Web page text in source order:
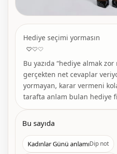
KAPAK DOSYASI
8 Mart’ta “düşünülmüş” bir
Hediye seçimi yormasın
♡♡♡
Bu yazıda “hediye almak zor
gerçekten net cevaplar
yormayan, karar vermeni
tarafta anlam bulan hediye
Bu sayıda
Kadınlar Günü anlamıDip not